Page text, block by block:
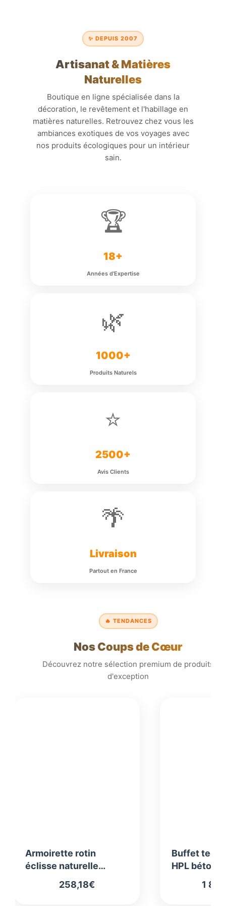
✨ DEPUIS 2007
Artisanat & Matières
Naturelles
Boutique en ligne spécialisée dans la
décoration, le revêtement et l'habillage en
matières naturelles. Retrouvez chez vous les
ambiances exotiques de vos voyages avec
nos produits écologiques pour un intérieur
sain.
🏆
18+
Années d'Expertise
🌿
1000+
Produits Naturels
⭐
2500+
Avis Clients
🌴
Livraison
Partout en France
🔥 TENDANCES
Nos Coups de Cœur
Découvrez notre sélection premium de produits
d'exception
Armoirette rotin
éclisse naturelle
ajourée CDI450
258,18€
Buffet teck
HPL béton
1